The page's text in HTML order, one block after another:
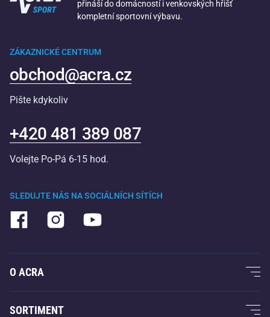
přináší do domácností i venkovských hřišť
kompletní sportovní výbavu.
SLEDUJTE NÁS NA SOCIÁLNÍCH SÍTÍCH
ZÁKAZNICKÉ CENTRUM
obchod@acra.cz
Pište kdykoliv
+420 481 389 087
Volejte Po-Pá 6-15 hod.
O ACRA
O nás
SORTIMENT